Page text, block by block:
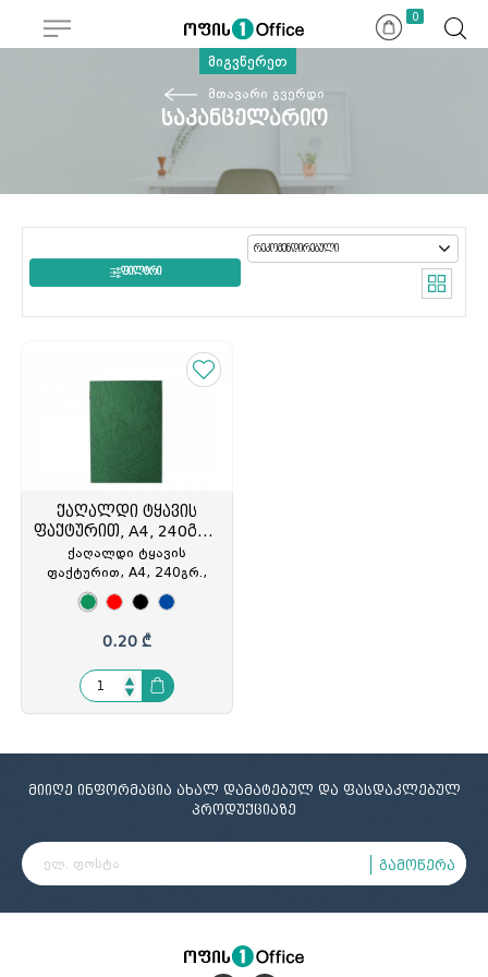
0
მიგვწერეთ
მთავარი გვერდი
საკანცელარიო
ᲤᲘᲚᲢᲠᲘ
ქაღალდი ტყავის
ფაქტურით, A4, 240გრ.,
Forpus
ქაღალდი ტყავის
ფაქტურით, A4, 240გრ.,
Forpus
0.20 ₾
მიიღე ინფორმაცია ახალ დამატებულ და ფასდაკლებულ
პროდუქციაზე
გამოწერა